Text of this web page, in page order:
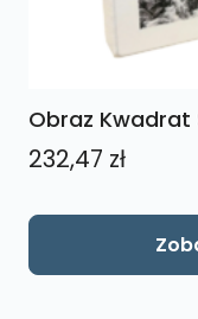
Obraz Kwadrat
232,47 zł